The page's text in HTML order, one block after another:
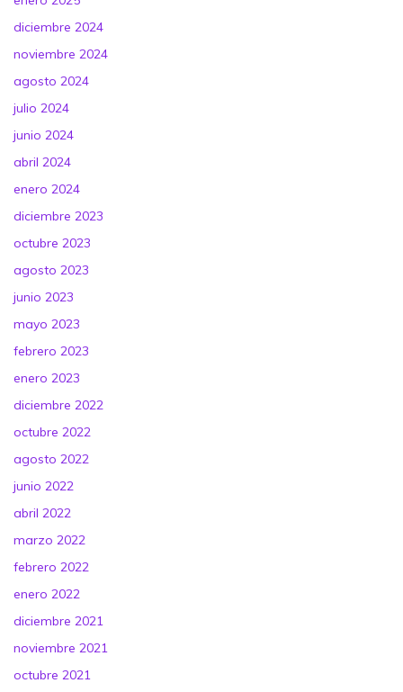
diciembre 2024
noviembre 2024
agosto 2024
julio 2024
junio 2024
abril 2024
enero 2024
diciembre 2023
octubre 2023
agosto 2023
junio 2023
mayo 2023
febrero 2023
enero 2023
diciembre 2022
octubre 2022
agosto 2022
junio 2022
abril 2022
marzo 2022
febrero 2022
enero 2022
diciembre 2021
noviembre 2021
octubre 2021